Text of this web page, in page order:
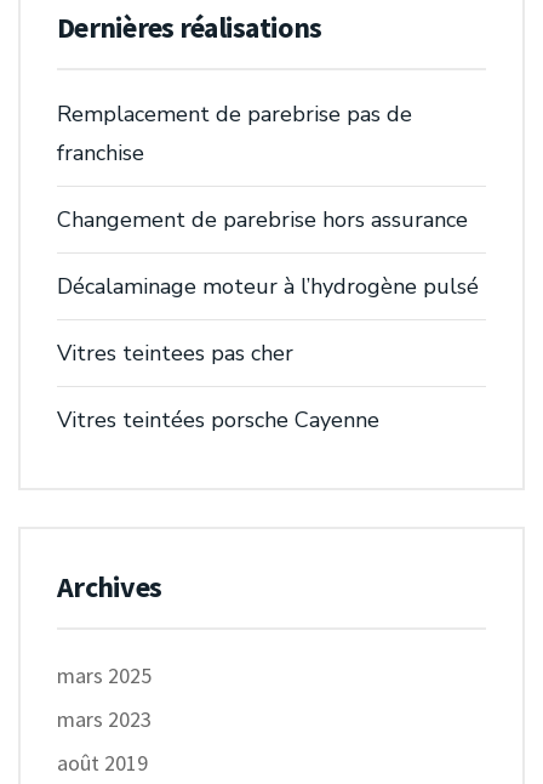
Dernières réalisations
Remplacement de parebrise pas de
franchise
Changement de parebrise hors assurance
Décalaminage moteur à l’hydrogène pulsé
Vitres teintees pas cher
Vitres teintées porsche Cayenne
Archives
mars 2025
mars 2023
août 2019